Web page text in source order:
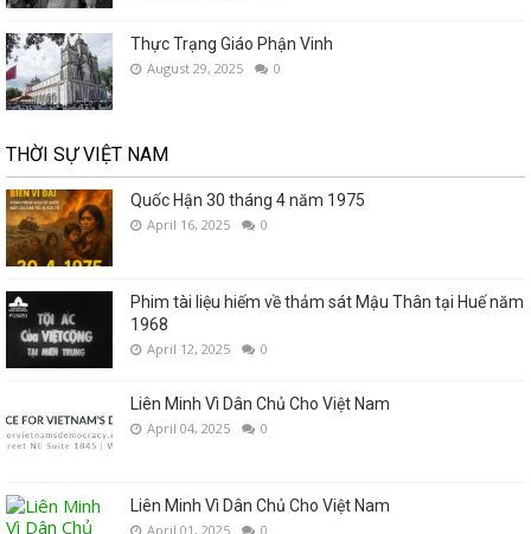
Thực Trạng Giáo Phận Vinh
August 29, 2025 0
THỜI SỰ VIỆT NAM
Quốc Hận 30 tháng 4 năm 1975
April 16, 2025 0
Phim tài liệu hiếm về thảm sát Mậu Thân tại Huế năm
1968
April 12, 2025 0
Liên Minh Vì Dân Chủ Cho Việt Nam
April 04, 2025 0
Liên Minh Vì Dân Chủ Cho Việt Nam
April 01, 2025 0